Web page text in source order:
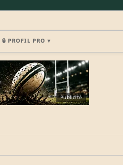
🔒 PROFIL PRO ▾
REJOINDRE LA
Publicité